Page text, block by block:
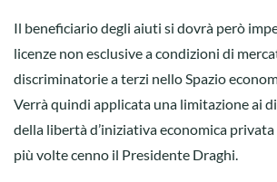
Il beneficiario degli aiuti si dovrà però
licenze non esclusive a condizioni di
discriminatorie a terzi nello Spazio
Verrà quindi applicata una limitazione ai
della libertà d’iniziativa economica
più volte cenno il Presidente Draghi.